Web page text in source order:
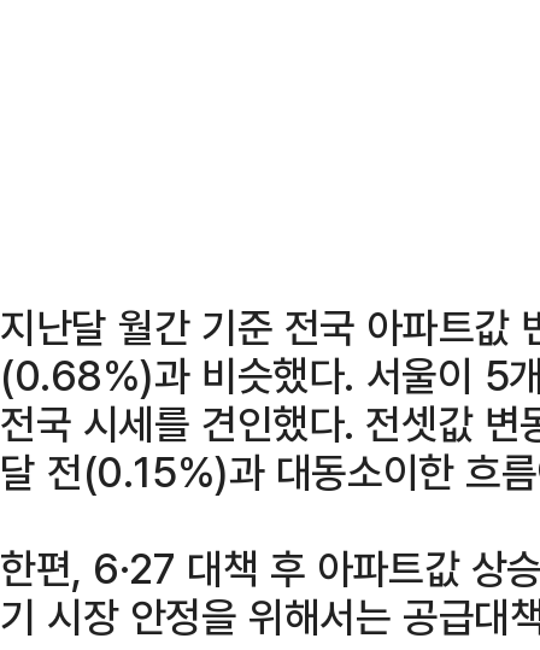
지난달 월간 기준 전국 아파트
(0.68%)과 비슷했다. 서울이 5
전국 시세를 견인했다. 전셋값
달 전(0.15%)과 대동소이한 흐
한편, 6·27 대책 후 아파트값 상
기 시장 안정을 위해서는 공급대